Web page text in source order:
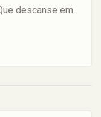
descanse em